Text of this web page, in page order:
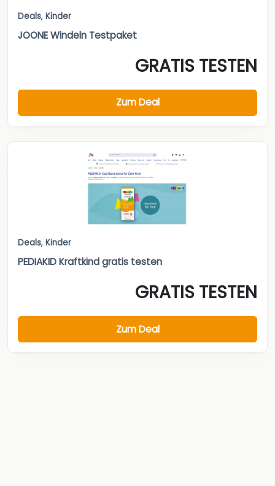
Deals, Kinder
JOONE Windeln Testpaket
GRATIS TESTEN
Zum Deal
Deals, Kinder
PEDIAKID Kraftkind gratis testen
GRATIS TESTEN
Zum Deal